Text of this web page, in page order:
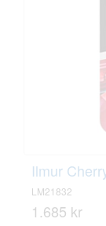
Ilmur
LM21832
1.685 kr